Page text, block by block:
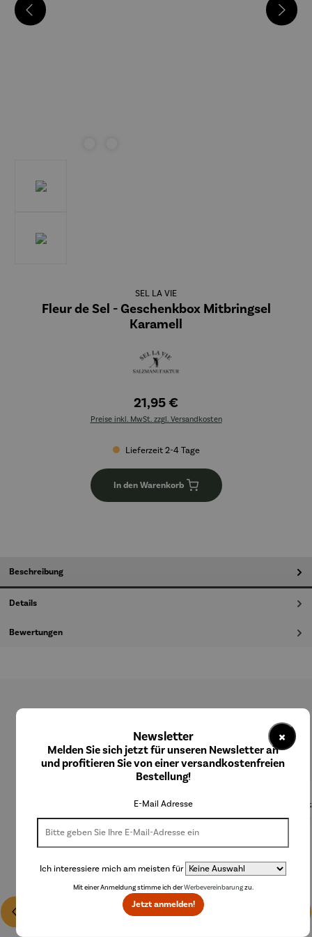
SEL LA VIE
Fleur de Sel - Geschenkbox Mitbringsel
Karamell
21,95 €
Preise inkl. MwSt. zzgl. Versandkosten
Lieferzeit 2-4 Tage
In den Warenkorb
Beschreibung
Details
Bewertungen
Produktgalerie überspringen
Kunden kauften auch ×
Newsletter
Melden Sie sich jetzt für unseren Newsletter an
und profitieren Sie von einer versandkostenfreien
Bestellung!
E-Mail Adresse
Ich interessiere mich am meisten für
Mit einer Anmeldung stimme ich derWerbevereinbarungzu.
Jetzt anmelden!